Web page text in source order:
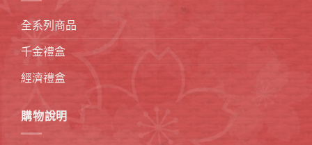
全系列商品
千金禮盒
經濟禮盒
購物說明